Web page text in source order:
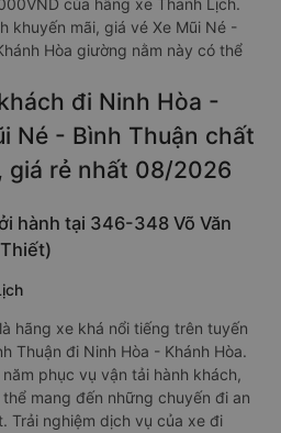
của hãng xe Thanh Lịch.
khuyến mãi, giá vé Xe Mũi Né -
Hòa giường nằm này có thể
đi Ninh Hòa -
Né - Bình Thuận chất
giá rẻ nhất 08/2026
hành tại 346-348 Võ Văn
hãng xe khá nổi tiếng trên tuyến
Thuận đi Ninh Hòa - Khánh Hòa.
phục vụ vận tải hành khách,
mang đến những chuyến đi an
Trải nghiệm dịch vụ của xe đi